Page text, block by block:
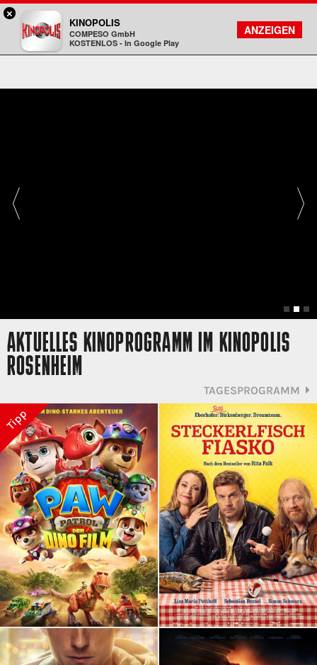
Kinopolis
FILMSUCHE
KONTO
AKTUELLES KINOPROGRAMM IM KINOPOLIS
ROSENHEIM
TAGESPROGRAMM
Tipp
×
KINOPOLIS
COMPESO GmbH
KOSTENLOS - In Google Play
ANZEIGEN